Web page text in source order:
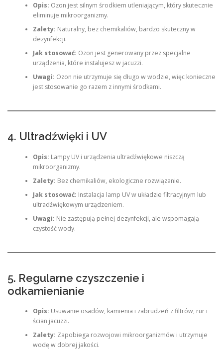
Opis: Ozon jest silnym środkiem utleniającym, który skutecznie
eliminuje mikroorganizmy.
Zalety: Naturalny, bez chemikaliów, bardzo skuteczny w
dezynfekcji.
Jak stosować: Ozon jest generowany przez specjalne
urządzenia, które instalujesz w jacuzzi.
Uwagi: Ozon nie utrzymuje się długo w wodzie, więc konieczne
jest stosowanie go razem z innymi środkami.
4. Ultradźwięki i UV
Opis: Lampy UV i urządzenia ultradźwiękowe niszczą
mikroorganizmy.
Zalety: Bez chemikaliów, ekologiczne rozwiązanie.
Jak stosować: Instalacja lamp UV w układzie filtracyjnym lub
ultradźwiękowym urządzeniem.
Uwagi: Nie zastępują pełnej dezynfekcji, ale wspomagają
czystość wody.
5. Regularne czyszczenie i
odkamienianie
Opis: Usuwanie osadów, kamienia i zabrudzeń z filtrów, rur i
ścian jacuzzi.
Zalety: Zapobiega rozwojowi mikroorganizmów i utrzymuje
wodę w dobrej jakości.